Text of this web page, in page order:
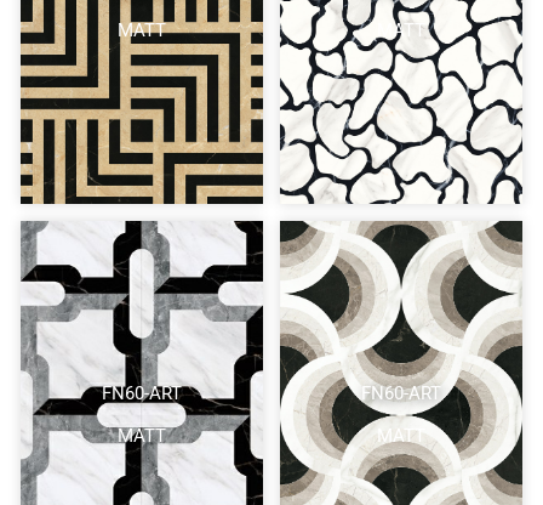
MATT
MATT
FN60-ART
MATT
FN60-ART
MATT